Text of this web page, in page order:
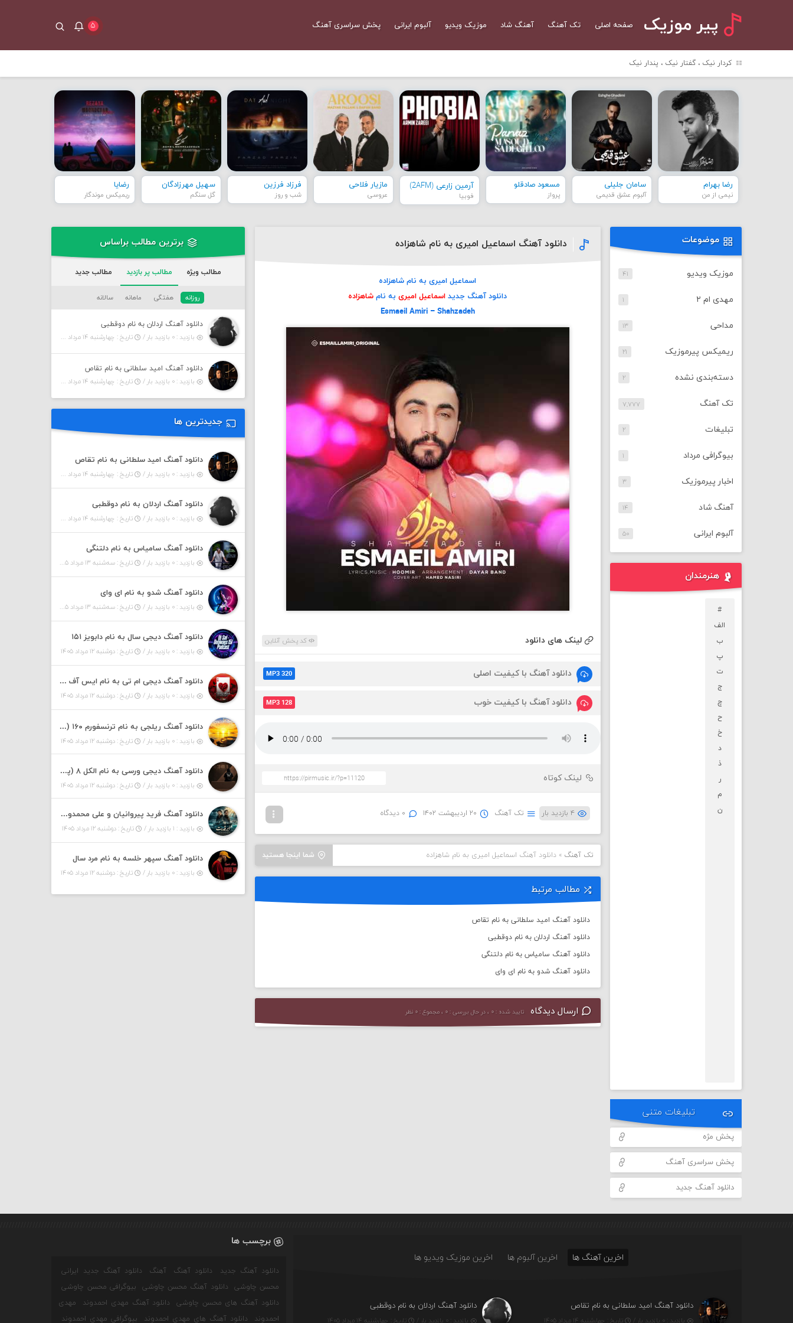
پیر موزیک صفحه اصلی تک آهنگ آهنگ شاد موزیک ویدیو آلبوم ایرانی پخش سراسری آهنگ ۵
کردار نیک ، گفتار نیک ، پندار نیک
رضا بهرام
نیمی از من
سامان جلیلی
آلبوم عشق قدیمی
مسعود صادقلو
پرواز
آرمین زارعی (2AFM)
فوبیا
مازیار فلاحی
عروسی
فرزاد فرزین
شب و روز
سهیل مهرزادگان
گل سنگم
رضایا
ریمیکس موندگار
دانلود آهنگ اسماعیل امیری به نام شاهزاده
اسماعیل امیری به نام شاهزاده
دانلود آهنگ جدیداسماعیل امیریبه نام شاهزاده
Esmaeil Amiri – Shahzadeh
لینک های دانلود کد پخش آنلاین
دانلود آهنگ با کیفیت اصلی MP3 320
دانلود آهنگ با کیفیت خوب MP3 128
لینک کوتاه
۴ بازدید بار تک آهنگ ۲۰ اردیبهشت ۱۴۰۲ ۰ دیدگاه
شما اینجا هستید تک آهنگ »دانلود آهنگ اسماعیل امیری به نام شاهزاده
مطالب مرتبط
دانلود آهنگ امید سلطانی به نام تقاص
دانلود آهنگ اردلان به نام دوقطبی
دانلود آهنگ سامیاس به نام دلتنگی
دانلود آهنگ شدو به نام ای وای
ارسال دیدگاه تایید شده : ۰ ، در حال بررسی : ۰ ، مجموع : ۰ نظر
موضوعات
موزیک ویدیو ۴۱
مهدی ام ۲ ۱
مداحی ۱۳
ریمیکس پیرموزیک ۲۱
دسته‌بندی نشده ۲
تک آهنگ ۷,۷۷۷
تبلیغات ۲
بیوگرافی مرداد ۱
اخبار پیرموزیک ۳
آهنگ شاد ۱۴
آلبوم ایرانی ۵۰
هنرمندان
#
الف
ب
پ
ت
ج
چ
ح
خ
د
ذ
ر
م
ن
تبلیغات متنی
پخش مژه
پخش سراسری آهنگ
دانلود آهنگ جدید
برترین مطالب براساس
مطالب ویژه مطالب پر بازدید مطالب جدید
روزانه هفتگی ماهانه سالانه
دانلود آهنگ اردلان به نام دوقطبی
بازدید : ۰ بازدید بار /
تاریخ : چهارشنبه ۱۴ مرداد ۱۴۰۵
دانلود آهنگ امید سلطانی به نام تقاص
بازدید : ۰ بازدید بار /
تاریخ : چهارشنبه ۱۴ مرداد ۱۴۰۵
جدیدترین ها
دانلود آهنگ امید سلطانی به نام تقاص
بازدید : ۰ بازدید بار / تاریخ : چهارشنبه ۱۴ مرداد ۱۴۰۵
دانلود آهنگ اردلان به نام دوقطبی
بازدید : ۰ بازدید بار / تاریخ : چهارشنبه ۱۴ مرداد ۱۴۰۵
دانلود آهنگ سامیاس به نام دلتنگی
بازدید : ۰ بازدید بار / تاریخ : سه‌شنبه ۱۳ مرداد ۱۴۰۵
دانلود آهنگ شدو به نام ای وای
بازدید : ۰ بازدید بار / تاریخ : سه‌شنبه ۱۳ مرداد ۱۴۰۵
دانلود آهنگ دیجی سال به نام دابویز ۱۵۱
بازدید : ۰ بازدید بار / تاریخ : دوشنبه ۱۲ مرداد ۱۴۰۵
دانلود آهنگ دیجی ام تی به نام ایس آف هرست ۱
بازدید : ۰ بازدید بار / تاریخ : دوشنبه ۱۲ مرداد ۱۴۰۵
دانلود آهنگ ریلجی به نام ترنسفورم ۱۶۰ (پادکست)
بازدید : ۰ بازدید بار / تاریخ : دوشنبه ۱۲ مرداد ۱۴۰۵
دانلود آهنگ دیجی ورسی به نام الکل ۸ (پادکست)
بازدید : ۰ بازدید بار / تاریخ : دوشنبه ۱۲ مرداد ۱۴۰۵
دانلود آهنگ فرید پیروانیان و علی محمدوند به نام اَبَر قدرت
بازدید : ۱ بازدید بار / تاریخ : دوشنبه ۱۲ مرداد ۱۴۰۵
دانلود آهنگ سپهر خلسه به نام مرد سال
بازدید : ۰ بازدید بار / تاریخ : دوشنبه ۱۲ مرداد ۱۴۰۵
اخرین آهنگ ها اخرین آلبوم ها اخرین موزیک ویدیو ها
دانلود آهنگ امید سلطانی به نام تقاص
بازدید : ۰ بازدید بار / تاریخ : چهارشنبه ۱۴ مرداد ۱۴۰۵
دانلود آهنگ اردلان به نام دوقطبی
بازدید : ۰ بازدید بار / تاریخ : چهارشنبه ۱۴ مرداد ۱۴۰۵
برچسب ها
دانلود آهنگ جدید دانلود آهنگ آهنگ
دانلود آهنگ جدید ایرانی
محسن چاوشی
دانلود آهنگ محسن چاوشی
بیوگرافی محسن چاوشی
دانلود آهنگ های محسن چاوشی
دانلود آهنگ مهدی احمدوند
مهدی
احمدوند
دانلود آهنگ های مهدی احمدوند بیوگرافی مهدی احمدوند